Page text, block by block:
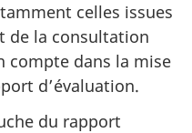
celles issues
de la consultation
compte dans la mise
d’évaluation.
du rapport